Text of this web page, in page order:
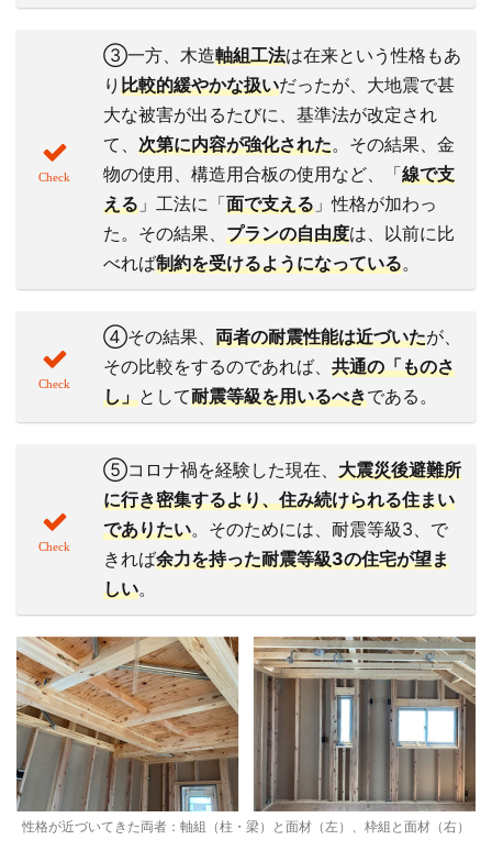
③一方、木造軸組工法は在来という性格もあ
り 比較的緩やかな扱いだったが、大地震で甚
大な被害が出るたびに、基準法が改定され
て、 次第に内容が強化された。その結果、金
物の使用、構造用合板の使用など、「線で支
える 」工法に「面で支える 」性格が加わっ
た。その結果、 プランの自由度は、以前に比
べれば制約を受けるようになっている。
④その結果、 両者の耐震性能は近づいたが、
その比較をするのであれば、 共通の「ものさ
し」として耐震等級を用いるべきである。
⑤コロナ禍を経験した現在、 大震災後避難所
に行き密集するより、住み続けられる住まい
でありたい。そのためには、耐震等級3、で
きれば余力を持った耐震等級3の住宅が望ま
しい。
性格が近づいてきた両者：軸組（柱・梁）と面材（左）、枠組と面材（右）